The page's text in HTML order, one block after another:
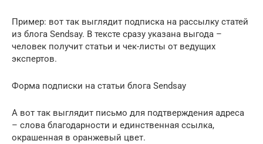
Пример: вот так выглядит подписка на рассылку статей
из блога Sendsay. В тексте сразу указана выгода –
человек получит статьи и чек-листы от ведущих
экспертов.
Форма подписки на статьи блога Sendsay
А вот так выглядит письмо для подтверждения адреса
– слова благодарности и единственная ссылка,
окрашенная в оранжевый цвет.